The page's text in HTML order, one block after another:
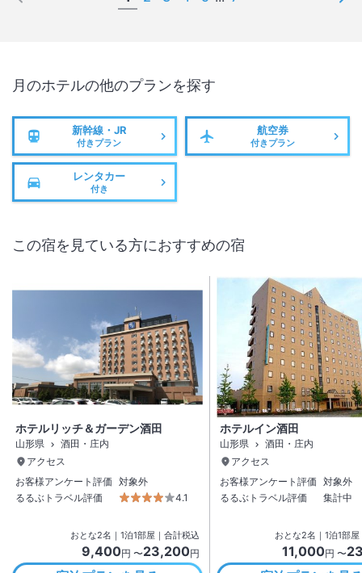
月のホテルの他のプランを探す
新幹線・JR
付きプラン
航空券
付きプラン
レンタカー
付き
この宿を見ている方におすすめの宿
ホテルリッチ＆ガーデン酒田
山形県
酒田・庄内
アクセス
お客様アンケート評価 対象外
るるぶトラベル評価
4.1
おとな2名 ｜ 1泊1部屋｜合計税込
9,400円 〜23,200円
ホテルイン酒田
山形県
酒田・庄内
アクセス
お客様アンケート評価 対象外
るるぶトラベル評価
集計中
おとな2名 ｜ 1泊1部屋
11,000円 〜